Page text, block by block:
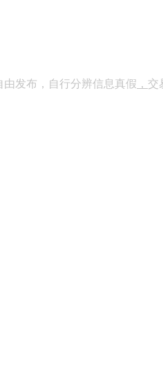
发布，自行分辨信息真假 ， 交